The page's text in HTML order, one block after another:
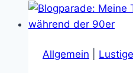
einem
Einhorn
wie
Allgemein